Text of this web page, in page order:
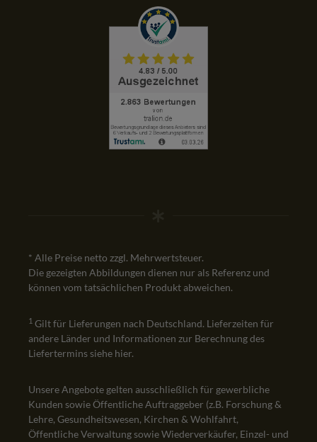
* Alle Preise netto zzgl. Mehrwertsteuer.
Die gezeigten Abbildungen dienen nur als Referenz und
können vom tatsächlichen Produkt abweichen.
1 Gilt für Lieferungen nach Deutschland. Lieferzeiten für
andere Länder und Informationen zur Berechnung des
Liefertermins siehe hier.
Unsere Angebote gelten ausschließlich für gewerbliche
Kunden sowie Öffentliche Auftraggeber (z.B. Forschung &
Lehre, Gesundheitswesen, Kirchen & Wohlfahrt,
Öffentliche Verwaltung sowie Wiederverkäufer, Einzel- und